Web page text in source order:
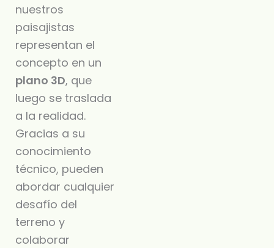
nuestros
paisajistas
representan el
concepto en un
plano 3D, que
luego se traslada
a la realidad.
Gracias a su
conocimiento
técnico, pueden
abordar cualquier
desafío del
terreno y
colaborar